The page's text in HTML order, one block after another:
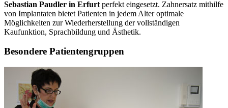
Sebastian Paudler in Erfurt perfekt eingesetzt. Zahnersatz mithilfe
von Implantaten bietet Patienten in jedem Alter optimale
Möglichkeiten zur Wiederherstellung der vollständigen
Kaufunktion, Sprachbildung und Ästhetik.
Besondere Patientengruppen